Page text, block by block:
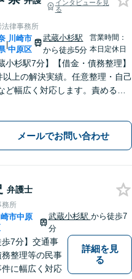
インタビューを見
る
法律事務所
|
川崎市
中原区
武蔵小杉駅
から徒歩5分
営業時間：
本日定休日
小杉駅7分】【借金・債務整理】
以上の解決実績。任意整理・自己
ど幅広く対応します。責めるこ
ついて裁判実績あり【完全個
土日祝日面談可】
メールでお問い合わせ
弁護士
務所
市中原
武蔵小杉駅 から徒歩7
分
歩7分】交通事
整理等の民事
に幅広く対応
詳細を見
る